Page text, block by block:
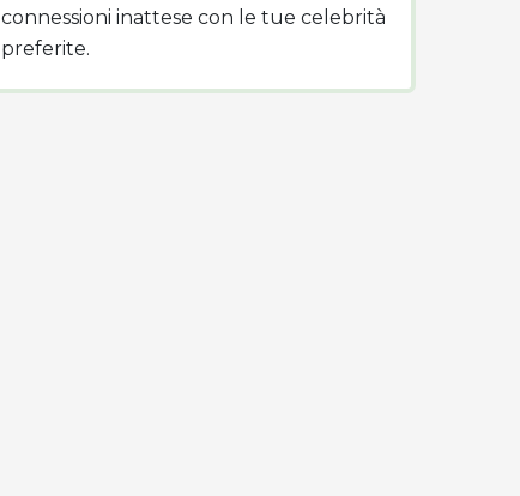
connessioni inattese con le tue celebrità
preferite.